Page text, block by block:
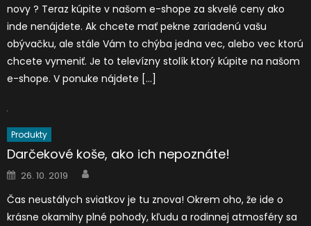
novy ? Teraz kúpite v našom e-shope za skvelé ceny ako
inde nenájdete. Ak chcete mať pekne zariadenú vašu
obývačku, ale stále Vám to chýba jedna vec, alebo vec ktorú
chcete vymeniť. Je to televízny stolík ktorý kúpite na našom
e-shope. V ponuke nájdete […]
Produkty
Darčekové koše, ako ich nepoznáte!
Posted
on
26. 10. 2019
Čas neustálych sviatkov je tu znova! Okrem oho, že ide o
krásne okamihy plné pohody, kľudu a rodinnej atmosféry sa